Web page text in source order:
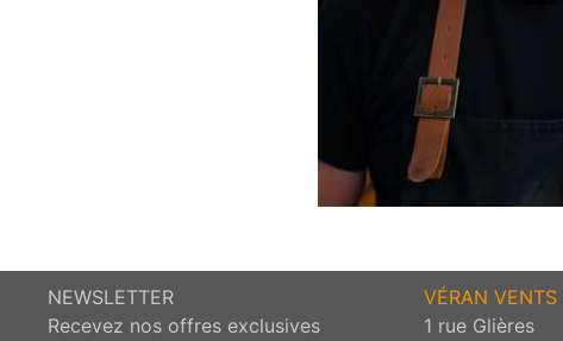
NEWSLETTER
Recevez nos offres exclusives
VÉRAN VENTS
1 rue Glières